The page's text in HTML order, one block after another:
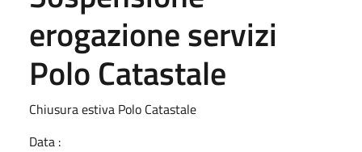
erogazione servizi
Polo Catastale
Chiusura estiva Polo Catastale
Data :